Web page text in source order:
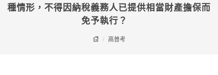
種情形，不得因納稅義務人已提供相當財產擔保而
免予執行？
高普考